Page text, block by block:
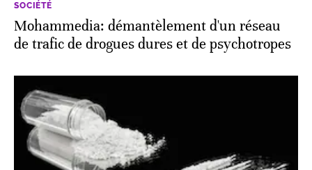
SOCIÉTÉ
Mohammedia: démantèlement d'un réseau
de trafic de drogues dures et de psychotropes